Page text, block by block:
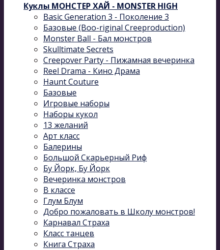
Куклы МОНСТЕР ХАЙ - MONSTER HIGH
Basic Generation 3 - Поколение 3
Базовые (Boo-riginal Creeproduction)
Monster Ball - Бал монстров
Skulltimate Secrets
Creepover Party - Пижамная вечеринка
Reel Drama - Кино Драма
Haunt Couture
Базовые
Игровые наборы
Наборы кукол
13 желаний
Арт класс
Балерины
Большой Скарьерный Риф
Бу Йорк, Бу Йорк
Вечеринка монстров
В классе
Глум Блум
Добро пожаловать в Школу монстров!
Карнавал Cтраха
Класс танцев
Книга Страха